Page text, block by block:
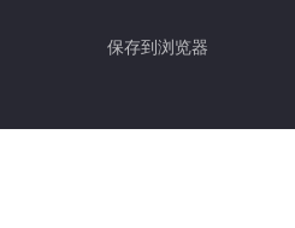
保存到浏览器